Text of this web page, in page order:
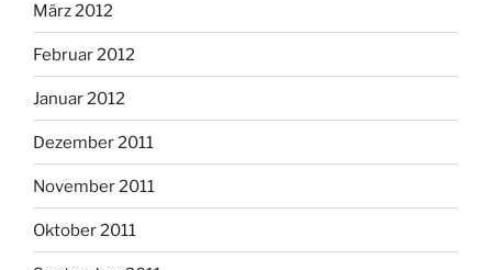
März 2012
Februar 2012
Januar 2012
Dezember 2011
November 2011
Oktober 2011